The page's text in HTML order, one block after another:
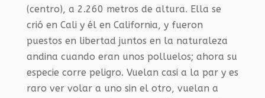
(centro), a 2.260 metros de altura. Ella se
crió en Cali y él en California, y fueron
puestos en libertad juntos en la naturaleza
andina cuando eran unos polluelos; ahora su
especie corre peligro. Vuelan casi a la par y es
raro ver volar a uno sin el otro, vuelan a